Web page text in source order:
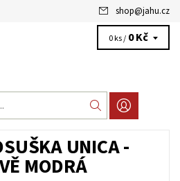
shop@jahu.cz
0 ks / 0 Kč
UNICA -
MODRÁ